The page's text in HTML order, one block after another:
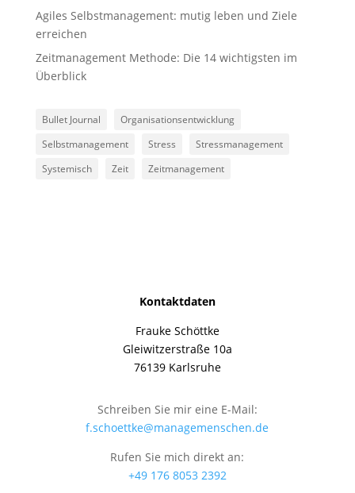
Agiles Selbstmanagement: mutig leben und Ziele
erreichen
Zeitmanagement Methode: Die 14 wichtigsten im
Überblick
Bullet Journal
Organisationsentwicklung
Selbstmanagement
Stress
Stressmanagement
Systemisch
Zeit Zeitmanagement
Kontaktdaten
Frauke Schöttke
Gleiwitzerstraße 10a
76139 Karlsruhe
Schreiben Sie mir eine E-Mail:
f.schoettke@managemenschen.de
Rufen Sie mich direkt an:
+49 176 8053 2392